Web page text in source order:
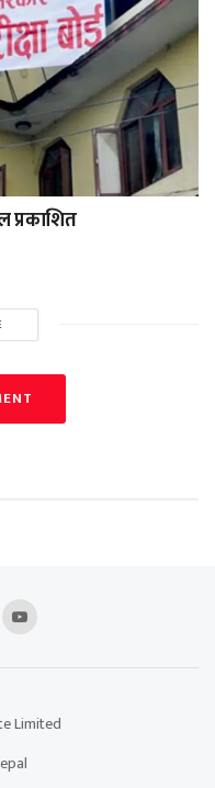
प्रकाशित
Limited